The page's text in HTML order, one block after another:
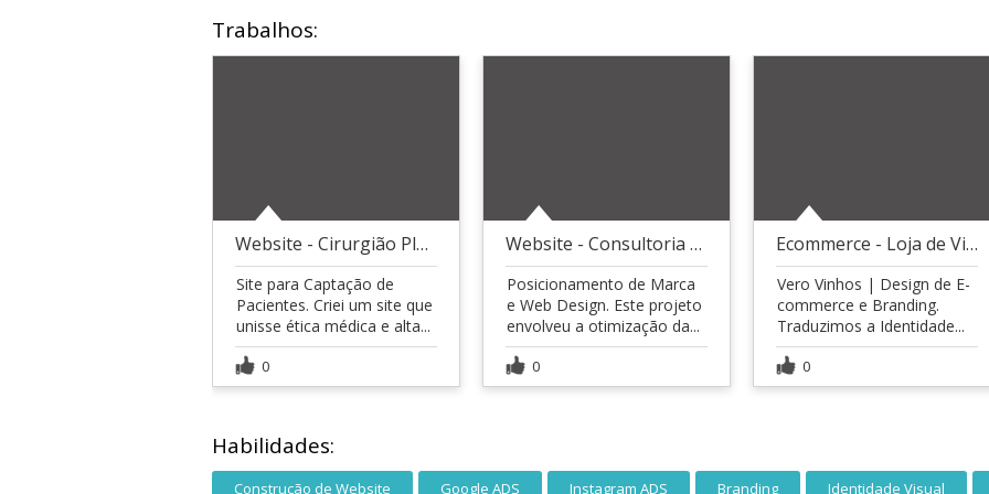
Trabalhos:
Website - Cirurgião Plástico
Site para Captação de
Pacientes. Criei um site que
unisse ética médica e alta...
0
Website - Consultoria Empresarial
Posicionamento de Marca
e Web Design. Este projeto
envolveu a otimização da...
0
Ecommerce - Loja de Vinhos
Vero Vinhos | Design de E-
commerce e Branding.
Traduzimos a Identidade...
0
Habilidades:
Construção de Website Google ADS Instagram ADS Branding Identidade Visual